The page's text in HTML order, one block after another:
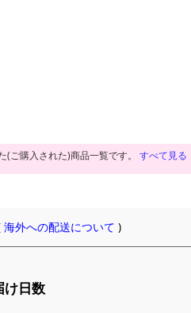
(ご購入された)商品一覧です。 すべて見る
海外への配送について )
け日数